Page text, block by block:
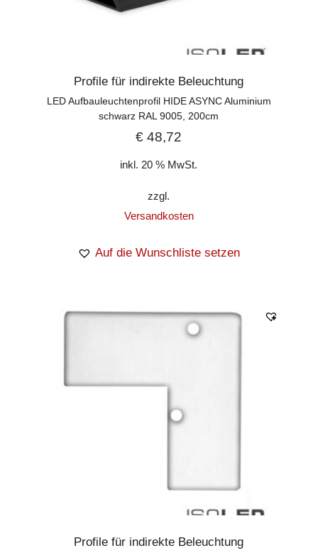
Profile für indirekte Beleuchtung
LED Aufbauleuchtenprofil HIDE ASYNC Aluminium
schwarz RAL 9005, 200cm
€ 48,72
inkl. 20 % MwSt.
zzgl.
Versandkosten
Auf die Wunschliste setzen
Profile für indirekte Beleuchtung